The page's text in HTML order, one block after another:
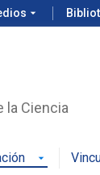
arrow_drop_down
la Ciencia
arrow_drop_down